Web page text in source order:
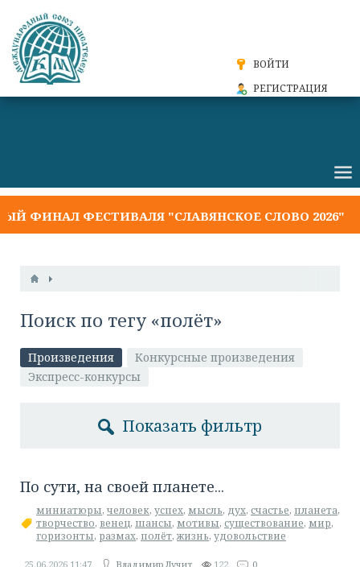
ВОЙТИ
РЕГИСТРАЦИЯ
ФЕСТИВАЛЯ "СЛАВЯНСКОЕ СЛОВО 2026"
Поиск по тегу «полёт»
Произведения
Конкурсные произведения
Экспресс-конкурсы
Показать фильтр
По сути, на своей планете...
миниатюры, человек, успех, мысль, дух, счастье, планета,
творчество, венец, шансы, мотивы, существование, мир,
горизонты, размах, полёт,жизнь, удовольствие
25.06.2026 11:47 Владимир Лучит 122 0